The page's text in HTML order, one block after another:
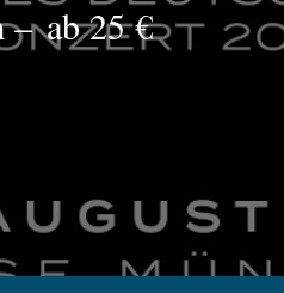
– ab 25 €